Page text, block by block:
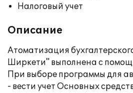
Налоговый учет
Описание
Атоматизация
Ширкети" выполнена с
При выборе программы для
- вести учет Основных